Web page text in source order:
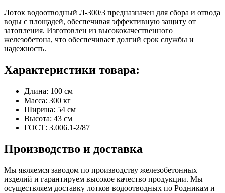
Лоток водоотводный Л-300/3 предназначен для сбора и отвода
воды с площадей, обеспечивая эффективную защиту от
затопления. Изготовлен из высококачественного
железобетона, что обеспечивает долгий срок службы и
надежность.
Характеристики товара:
Длина: 100 см
Масса: 300 кг
Ширина: 54 см
Высота: 43 см
ГОСТ: 3.006.1-2/87
Производство и доставка
Мы являемся заводом по производству железобетонных
изделий и гарантируем высокое качество продукции. Мы
осуществляем доставку лотков водоотводных по Родникам и